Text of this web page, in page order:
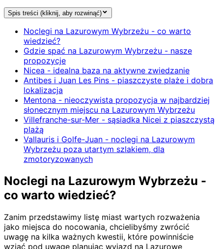
Spis treści (kliknij, aby rozwinąć)
Noclegi na Lazurowym Wybrzeżu - co warto
wiedzieć?
Gdzie spać na Lazurowym Wybrzeżu - nasze
propozycje
Nicea - idealna baza na aktywne zwiedzanie
Antibes i Juan Les Pins - piaszczyste plaże i dobra
lokalizacja
Mentona - nieoczywista propozycja w najbardziej
słonecznym miejscu na Lazurowym Wybrzeżu
Villefranche-sur-Mer - sąsiadka Nicei z piaszczystą
plażą
Vallauris i Golfe-Juan - noclegi na Lazurowym
Wybrzeżu poza utartym szlakiem, dla
zmotoryzowanych
Noclegi na Lazurowym Wybrzeżu -
co warto wiedzieć?
Zanim przedstawimy listę miast wartych rozważenia
jako miejsca do nocowania, chcielibyśmy zwrócić
uwagę na kilka ważnych kwestii, które powinniście
wziąć pod uwagę planując wyjazd na Lazurowe